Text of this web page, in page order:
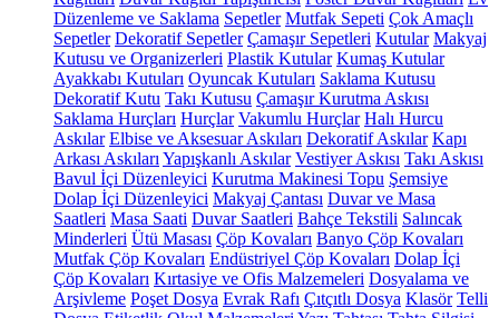
Düzenleme ve Saklama Sepetler Mutfak Sepeti Çok Amaçlı
Sepetler Dekoratif Sepetler Çamaşır Sepetleri Kutular Makyaj
Kutusu ve Organizerleri Plastik Kutular Kumaş Kutular
Ayakkabı Kutuları Oyuncak Kutuları Saklama Kutusu
Dekoratif Kutu Takı Kutusu Çamaşır Kurutma Askısı
Saklama Hurçları Hurçlar Vakumlu Hurçlar Halı Hurcu
Askılar Elbise ve Aksesuar Askıları Dekoratif Askılar Kapı
Arkası Askıları Yapışkanlı Askılar Vestiyer Askısı Takı Askısı
Bavul İçi Düzenleyici Kurutma Makinesi Topu Şemsiye
Dolap İçi Düzenleyici Makyaj Çantası Duvar ve Masa
Saatleri Masa Saati Duvar Saatleri Bahçe Tekstili Salıncak
Minderleri Ütü Masası Çöp Kovaları Banyo Çöp Kovaları
Mutfak Çöp Kovaları Endüstriyel Çöp Kovaları Dolap İçi
Çöp Kovaları Kırtasiye ve Ofis Malzemeleri Dosyalama ve
Arşivleme Poşet Dosya Evrak Rafı Çıtçıtlı Dosya Klasör Telli